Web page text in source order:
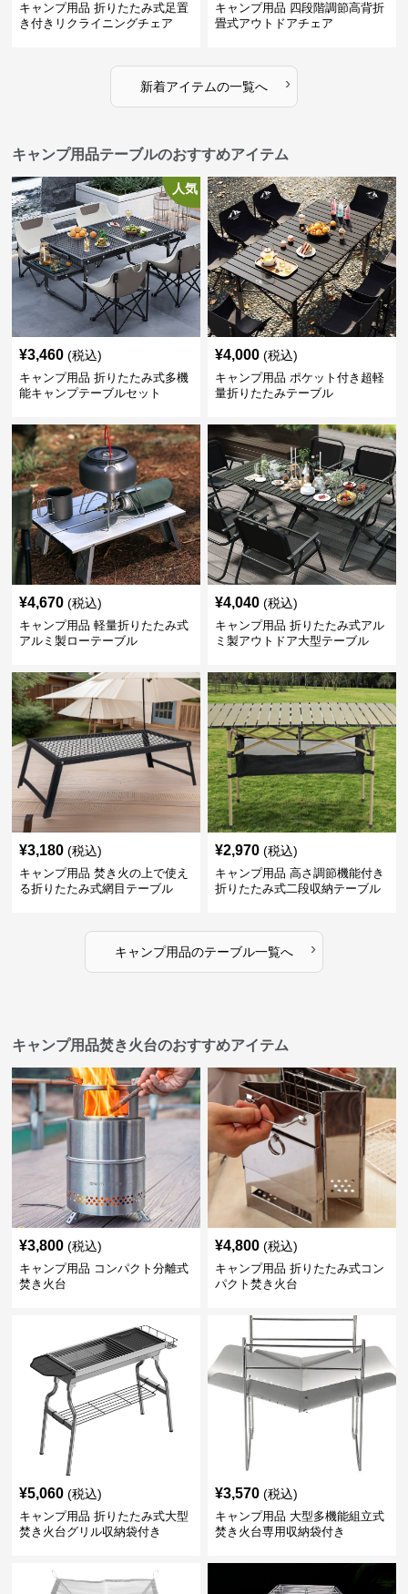
キャンプ用品 折りたたみ式足置
き付きリクライニングチェア
キャンプ用品 四段階調節高背折
畳式アウトドアチェア
新着アイテムの一覧へ ›
キャンプ用品テーブルのおすすめアイテム
人気
¥3,460 (税込)
キャンプ用品 折りたたみ式多機
能キャンプテーブルセット
¥4,000 (税込)
キャンプ用品 ポケット付き超軽
量折りたたみテーブル
¥4,670 (税込)
キャンプ用品 軽量折りたたみ式
アルミ製ローテーブル
¥4,040 (税込)
キャンプ用品 折りたたみ式アル
ミ製アウトドア大型テーブル
¥3,180 (税込)
キャンプ用品 焚き火の上で使え
る折りたたみ式網目テーブル
¥2,970 (税込)
キャンプ用品 高さ調節機能付き
折りたたみ式二段収納テーブル
キャンプ用品のテーブル一覧へ ›
キャンプ用品焚き火台のおすすめアイテム
¥3,800 (税込)
キャンプ用品 コンパクト分離式
焚き火台
¥4,800 (税込)
キャンプ用品 折りたたみ式コン
パクト焚き火台
¥5,060 (税込)
キャンプ用品 折りたたみ式大型
焚き火台グリル収納袋付き
¥3,570 (税込)
キャンプ用品 大型多機能組立式
焚き火台専用収納袋付き